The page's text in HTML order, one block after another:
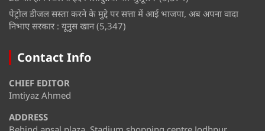
पेट्रोल डीजल सस्ता करने के मुद्दे पर सत्ता में आई भाजपा, अब अपना वादा
निभाए सरकार : यूनुस खान (5,347)
Contact Info
CHIEF EDITOR
Imtiyaz Ahmed
ADDRESS